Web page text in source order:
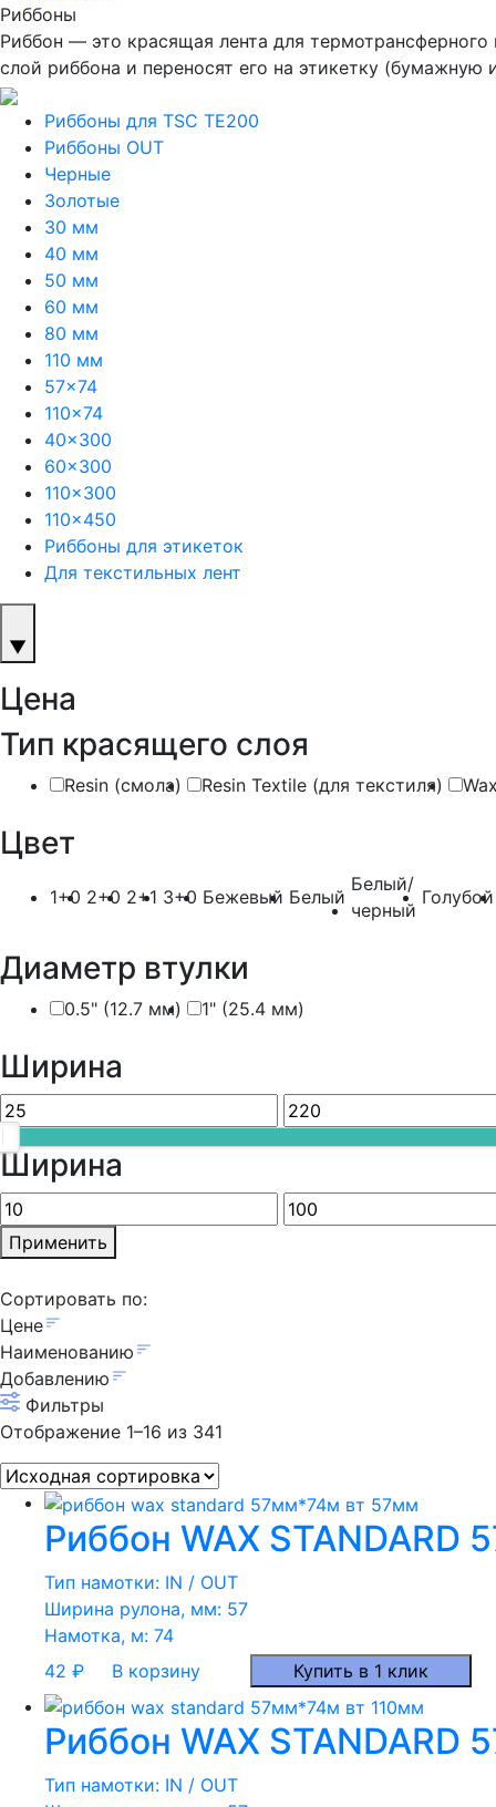
Риббоны
Риббон — это красящая лента для
слой риббона и переносят его на этикетку
Риббоны для TSC TE200
Риббоны OUT
Черные
Золотые
30 мм
40 мм
50 мм
60 мм
80 мм
110 мм
57×74
110×74
40×300
60×300
110×300
110×450
Риббоны для этикеток
Для текстильных лент
▼
Цена
Тип красящего слоя
Resin (смола) Resin Textile (для текстиля)
Цвет
1+0 2+0 2+1 3+0 Бежевый Белый
Белый/
черный
Голубой
Диаметр втулки
0.5" (12.7 мм) 1" (25.4 мм)
Ширина
Ширина
Применить
Сортировать по:
Цене
Наименованию
Добавлению
Фильтры
Отображение 1–16 из 341
Риббон WAX
Тип намотки: IN / OUT
Ширина рулона, мм: 57
Намотка, м: 74
42 ₽ В корзину Купить в 1 клик
Риббон WAX STANDARD
Тип намотки: IN / OUT